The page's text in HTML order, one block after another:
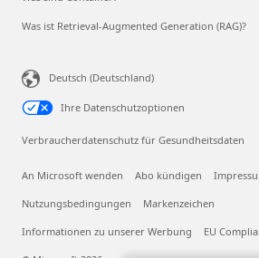
Was ist Retrieval-Augmented Generation (RAG)?
Deutsch (Deutschland)
Ihre Datenschutzoptionen
Verbraucherdatenschutz für Gesundheitsdaten
An Microsoft wenden Abo kündigen
Nutzungsbedingungen Markenzeichen
Informationen zu unserer Werbung EU